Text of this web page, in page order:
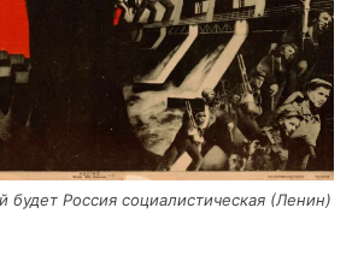
будет Рос­сия соци­а­ли­сти­че­ская (Ленин)